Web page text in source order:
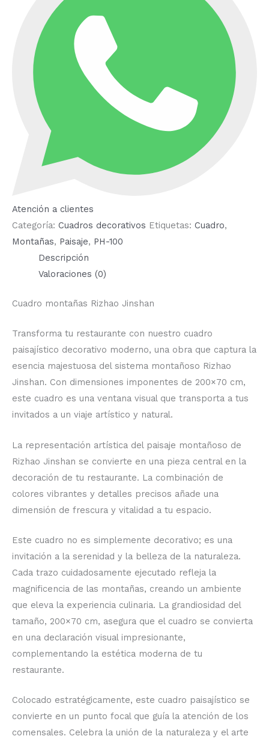
Atención a clientes
Categoría: Cuadros decorativos Etiquetas: Cuadro,
Montañas, Paisaje, PH-100
Descripción
Valoraciones (0)
Cuadro montañas Rizhao Jinshan
Transforma tu restaurante con nuestro cuadro
paisajístico decorativo moderno, una obra que captura la
esencia majestuosa del sistema montañoso Rizhao
Jinshan. Con dimensiones imponentes de 200×70 cm,
este cuadro es una ventana visual que transporta a tus
invitados a un viaje artístico y natural.
La representación artística del paisaje montañoso de
Rizhao Jinshan se convierte en una pieza central en la
decoración de tu restaurante. La combinación de
colores vibrantes y detalles precisos añade una
dimensión de frescura y vitalidad a tu espacio.
Este cuadro no es simplemente decorativo; es una
invitación a la serenidad y la belleza de la naturaleza.
Cada trazo cuidadosamente ejecutado refleja la
magnificencia de las montañas, creando un ambiente
que eleva la experiencia culinaria. La grandiosidad del
tamaño, 200×70 cm, asegura que el cuadro se convierta
en una declaración visual impresionante,
complementando la estética moderna de tu
restaurante.
Colocado estratégicamente, este cuadro paisajístico se
convierte en un punto focal que guía la atención de los
comensales. Celebra la unión de la naturaleza y el arte